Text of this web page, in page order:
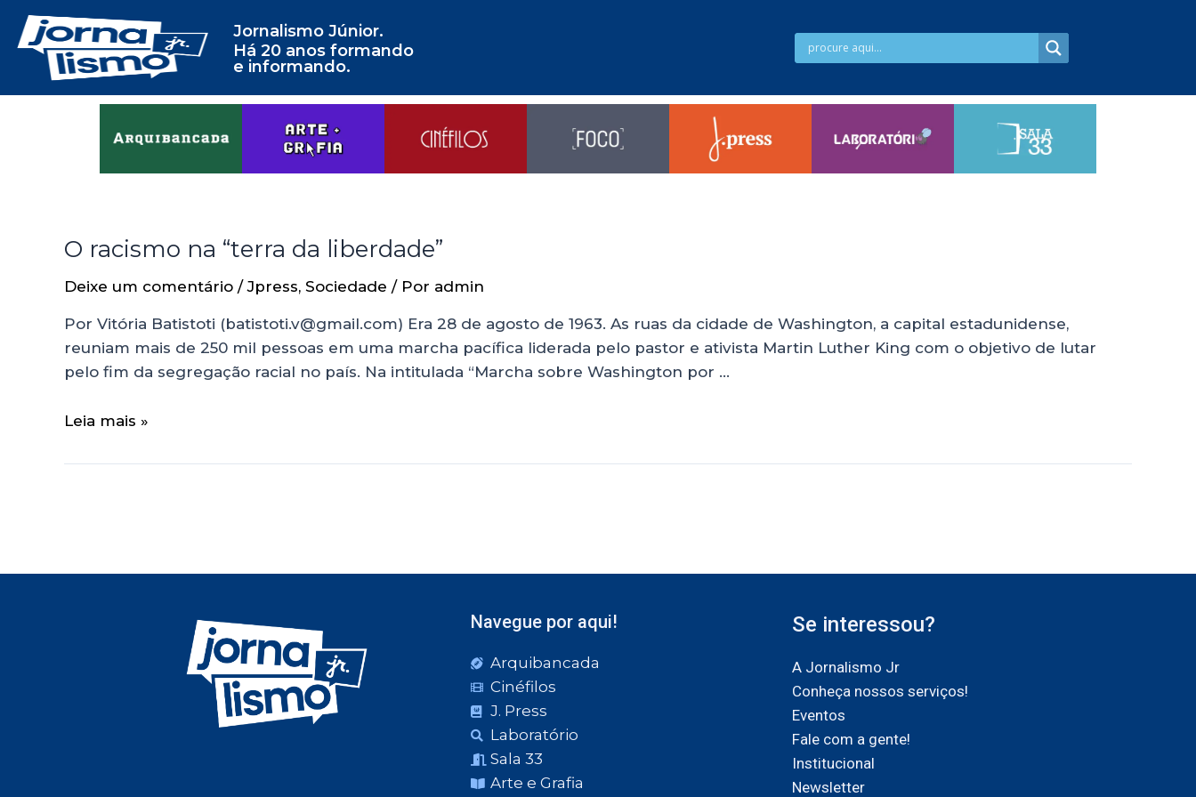
Jornalismo Júnior.
Há 20 anos formando
e informando.
O racismo na “terra da liberdade”
Deixe um comentário /Jpress, Sociedade / Por admin
Por Vitória Batistoti (batistoti.v@gmail.com) Era 28 de agosto de 1963. As ruas da cidade de Washington, a capital estadunidense,
reuniam mais de 250 mil pessoas em uma marcha pacífica liderada pelo pastor e ativista Martin Luther King com o objetivo de lutar
pelo fim da segregação racial no país. Na intitulada “Marcha sobre Washington por …
Leia mais »
Navegue por aqui!
Arquibancada
Cinéfilos
J. Press
Laboratório
Sala 33
Arte e Grafia
Se interessou?
A Jornalismo Jr
Conheça nossos serviços!
Eventos
Fale com a gente!
Institucional
Newsletter